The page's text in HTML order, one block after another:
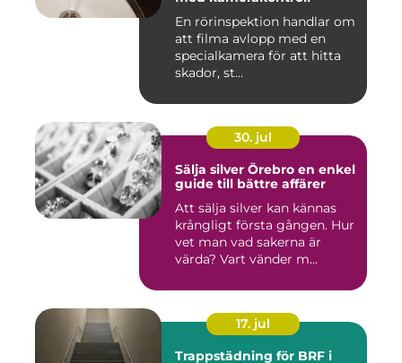
En rörinspektion handlar om
att filma avlopp med en
specialkamera för att hitta
skador, st...
30. jul
Sälja silver Örebro en enkel
guide till bättre affärer
Att sälja silver kan kännas
krångligt första gången. Hur
vet man vad sakerna är
värda? Vart vänder m...
17. jul
Trappstädning för BRF i